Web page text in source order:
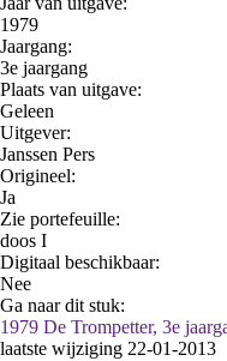
1979
Jaargang:
3e jaargang
Plaats van uitgave:
Geleen
Uitgever:
Janssen Pers
Origineel:
Ja
Zie portefeuille:
doos I
Digitaal beschikbaar:
Nee
Ga naar dit stuk:
1979 De Trompetter, 3e
laatste wijziging 22-01-2013